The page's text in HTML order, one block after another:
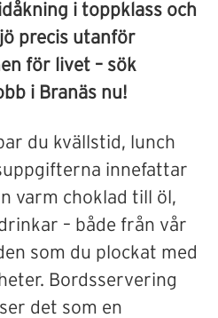
i toppklass och
precis utanför
för livet – sök
i Branäs nu!
du kvällstid, lunch
innefattar
varm choklad till öl,
– både från vår
som du plockat med
Bordsservering
det som en